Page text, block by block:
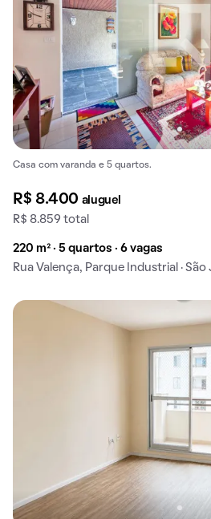
Casa com varanda e 5 quartos.
R$ 8.400 aluguel
R$ 8.859 total
220 m² · 5 quartos · 6 vagas
Rua Valença, Parque Industrial ·